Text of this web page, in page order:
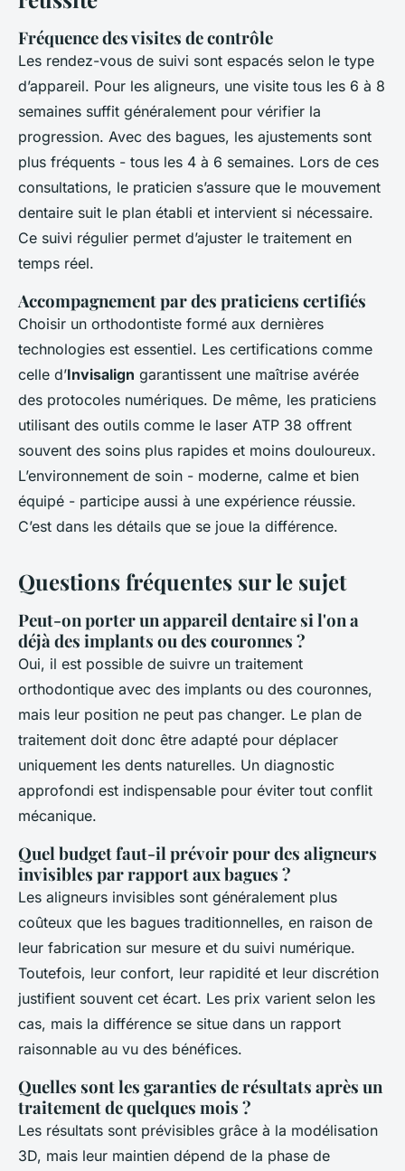
Fréquence des visites de contrôle
Les rendez-vous de suivi sont espacés selon le type
d’appareil. Pour les aligneurs, une visite tous les 6 à 8
semaines suffit généralement pour vérifier la
progression. Avec des bagues, les ajustements sont
plus fréquents - tous les 4 à 6 semaines. Lors de ces
consultations, le praticien s’assure que le mouvement
dentaire suit le plan établi et intervient si nécessaire.
Ce suivi régulier permet d’ajuster le traitement en
temps réel.
Accompagnement par des praticiens certifiés
Choisir un orthodontiste formé aux dernières
technologies est essentiel. Les certifications comme
celle d’Invisalign garantissent une maîtrise avérée
des protocoles numériques. De même, les praticiens
utilisant des outils comme le laser ATP 38 offrent
souvent des soins plus rapides et moins douloureux.
L’environnement de soin - moderne, calme et bien
équipé - participe aussi à une expérience réussie.
C’est dans les détails que se joue la différence.
Questions fréquentes sur le sujet
Peut-on porter un appareil dentaire si l'on a
déjà des implants ou des couronnes ?
Oui, il est possible de suivre un traitement
orthodontique avec des implants ou des couronnes,
mais leur position ne peut pas changer. Le plan de
traitement doit donc être adapté pour déplacer
uniquement les dents naturelles. Un diagnostic
approfondi est indispensable pour éviter tout conflit
mécanique.
Quel budget faut-il prévoir pour des aligneurs
invisibles par rapport aux bagues ?
Les aligneurs invisibles sont généralement plus
coûteux que les bagues traditionnelles, en raison de
leur fabrication sur mesure et du suivi numérique.
Toutefois, leur confort, leur rapidité et leur discrétion
justifient souvent cet écart. Les prix varient selon les
cas, mais la différence se situe dans un rapport
raisonnable au vu des bénéfices.
Quelles sont les garanties de résultats après un
traitement de quelques mois ?
Les résultats sont prévisibles grâce à la modélisation
3D, mais leur maintien dépend de la phase de